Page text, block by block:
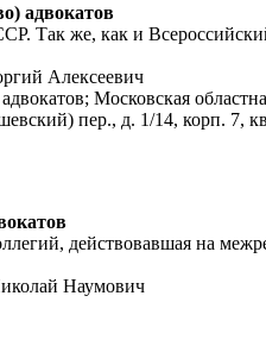
адвокатов
Так же, как и
Алексеевич
Московская
пер., д. 1/14, корп. 7,
действовавшая на
Наумович